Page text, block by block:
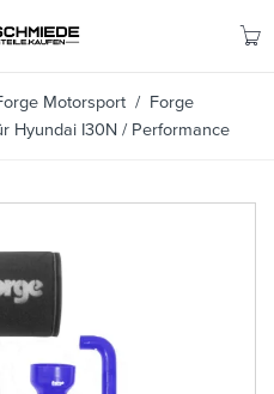
Motorsport / Forge
Hyundai I30N / Performance